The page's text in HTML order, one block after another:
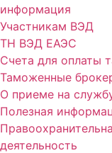
информация
Участникам ВЭД
ТН ВЭД ЕАЭС
Счета для оплаты
Таможенные
О приеме на
Полезная
деятельность